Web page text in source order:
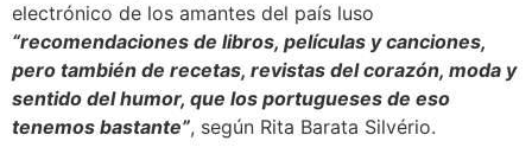
electrónico de los amantes del país luso
“recomendaciones de libros, películas y canciones,
pero también de recetas, revistas del corazón, moda y
sentido del humor, que los portugueses de eso
tenemos bastante”, según Rita Barata Silvério.